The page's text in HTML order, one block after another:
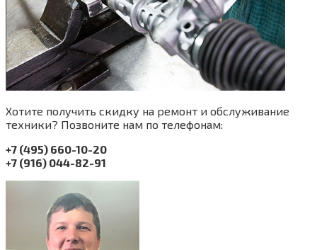
Хотите получить скидку на ремонт и обслуживание
техники? Позвоните нам по телефонам:
+7 (495) 660-10-20
+7 (916) 044-82-91